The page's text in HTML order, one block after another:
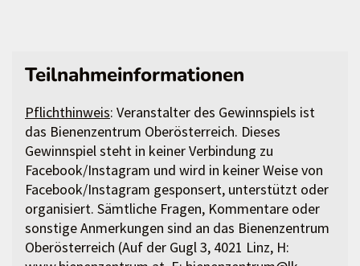
Teilnahmeinformationen
Pflichthinweis: Veranstalter des Gewinnspiels ist
das Bienenzentrum Oberösterreich. Dieses
Gewinnspiel steht in keiner Verbindung zu
Facebook/Instagram und wird in keiner Weise von
Facebook/Instagram gesponsert, unterstützt oder
organisiert. Sämtliche Fragen, Kommentare oder
sonstige Anmerkungen sind an das Bienenzentrum
Oberösterreich (Auf der Gugl 3, 4021 Linz, H: